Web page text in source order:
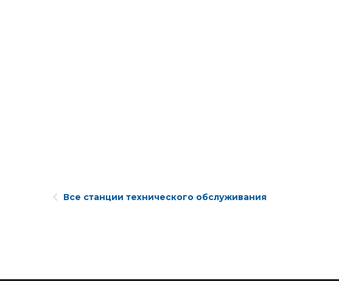
Все станции технического обслуживания